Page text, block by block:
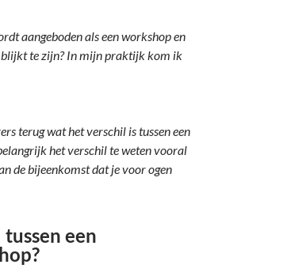
aangeboden als een workshop en
blijkt te zijn? In mijn praktijk kom ik
terug wat het verschil is tussen een
het verschil te weten vooral
de bijeenkomst dat je voor ogen
een